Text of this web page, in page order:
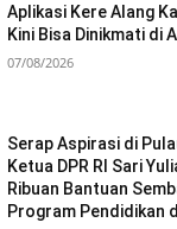
Aplikasi Kere Alang
Kini Bisa Dinikmati di
07/08/2026
Serap Aspirasi di
Ketua DPR RI Sari
Ribuan Bantuan
Program Pendidikan